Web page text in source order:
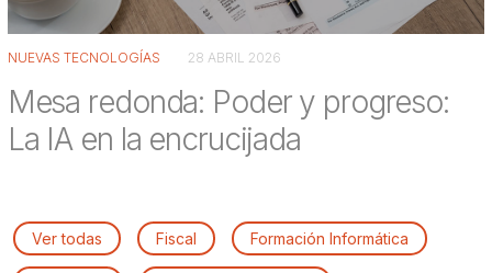
NUEVAS TECNOLOGÍAS 28 ABRIL 2026
Mesa redonda: Poder y progreso:
La IA en la encrucijada
Ver todas Fiscal Formación Informática